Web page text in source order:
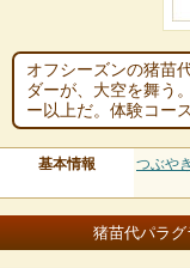
オフシーズンの猪苗
ダーが、大空を舞う
ー以上だ。体験コー
基本情報 つぶや
猪苗代パラ